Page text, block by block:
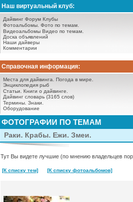
Наш виртуальный клуб:
Дайвинг Форум Клубы
Фотоальбомы. Фото по темам.
Видеоальбомы Видео по темам.
Доска объявлений
Наши дайверы
Комментарии
Справочная информация:
Места для дайвинга.
Погода в мире.
Энциклопедия рыб
Статьи.
Книги о дайвинге.
Дайвинг словарь (3165 слов)
Термины. Знаки.
Оборудование
ФОТОГРАФИИ ПО ТЕМАМ
Раки. Крабы. Ежи. Змеи.
Тут Вы видете лучшие (по мнению владельцев
[К списку тем] [К списку фотоальбомов]